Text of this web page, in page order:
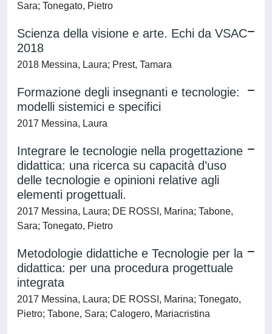
Sara; Tonegato, Pietro
Scienza della visione e arte. Echi da VSAC
2018
2018 Messina, Laura; Prest, Tamara
Formazione degli insegnanti e tecnologie:
modelli sistemici e specifici
2017 Messina, Laura
Integrare le tecnologie nella progettazione
didattica: una ricerca su capacità d’uso
delle tecnologie e opinioni relative agli
elementi progettuali.
2017 Messina, Laura; DE ROSSI, Marina; Tabone,
Sara; Tonegato, Pietro
Metodologie didattiche e Tecnologie per la
didattica: per una procedura progettuale
integrata
2017 Messina, Laura; DE ROSSI, Marina; Tonegato,
Pietro; Tabone, Sara; Calogero, Mariacristina